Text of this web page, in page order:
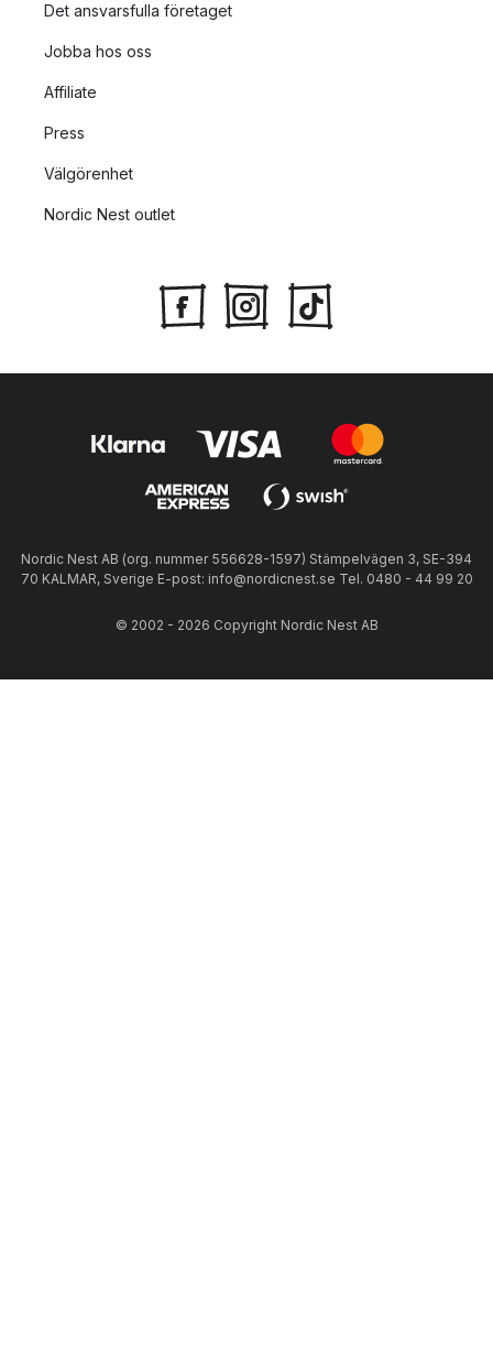
Det ansvarsfulla företaget
Jobba hos oss
Affiliate
Press
Välgörenhet
Nordic Nest outlet
Nordic Nest AB (org. nummer 556628-1597) Stämpelvägen 3, SE-394
70 KALMAR, Sverige E-post: info@nordicnest.se Tel. 0480 - 44 99 20
© 2002 - 2026 Copyright Nordic Nest AB